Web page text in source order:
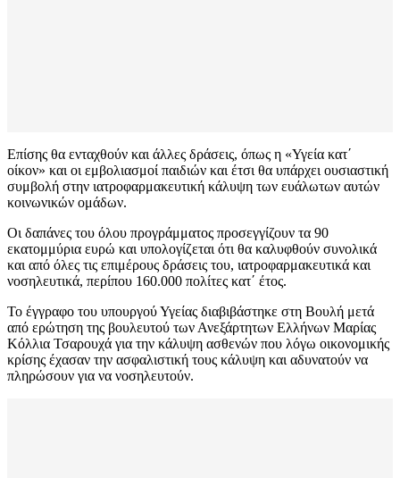
Επίσης θα ενταχθούν και άλλες δράσεις, όπως η «Υγεία κατ΄
οίκον» και οι εμβολιασμοί παιδιών και έτσι θα υπάρχει ουσιαστική
συμβολή στην ιατροφαρμακευτική κάλυψη των ευάλωτων αυτών
κοινωνικών ομάδων.
Οι δαπάνες του όλου προγράμματος προσεγγίζουν τα 90
εκατομμύρια ευρώ και υπολογίζεται ότι θα καλυφθούν συνολικά
και από όλες τις επιμέρους δράσεις του, ιατροφαρμακευτικά και
νοσηλευτικά, περίπου 160.000 πολίτες κατ΄ έτος.
Το έγγραφο του υπουργού Υγείας διαβιβάστηκε στη Βουλή μετά
από ερώτηση της βουλευτού των Ανεξάρτητων Ελλήνων Μαρίας
Κόλλια Τσαρουχά για την κάλυψη ασθενών που λόγω οικονομικής
κρίσης έχασαν την ασφαλιστική τους κάλυψη και αδυνατούν να
πληρώσουν για να νοσηλευτούν.